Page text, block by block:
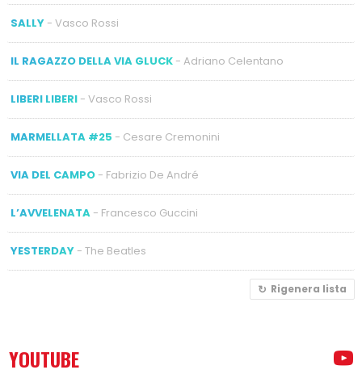
SALLY- Vasco Rossi
IL RAGAZZO DELLA VIA GLUCK- Adriano Celentano
LIBERI LIBERI- Vasco Rossi
MARMELLATA #25 - Cesare Cremonini
VIA DEL CAMPO- Fabrizio De André
L’AVVELENATA- Francesco Guccini
YESTERDAY- The Beatles
Rigenera lista
YOUTUBE